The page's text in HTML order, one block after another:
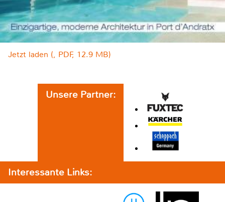
Jetzt laden (, PDF, 12.9 MB)
Unsere Partner:
Interessante Links: